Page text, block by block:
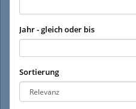
Jahr - gleich oder bis
Sortierung